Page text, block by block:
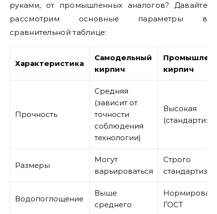
руками, от промышленных аналогов? Давайте
рассмотрим основные параметры в
сравнительной таблице:
Характеристика
Самодельный
кирпич
кирпич
Прочность
Средняя
(зависит от
точности
соблюдения
технологии)
Высокая
Размеры
Могут
варьироваться
Строго
Водопоглощение
Выше
среднего
ГОСТ